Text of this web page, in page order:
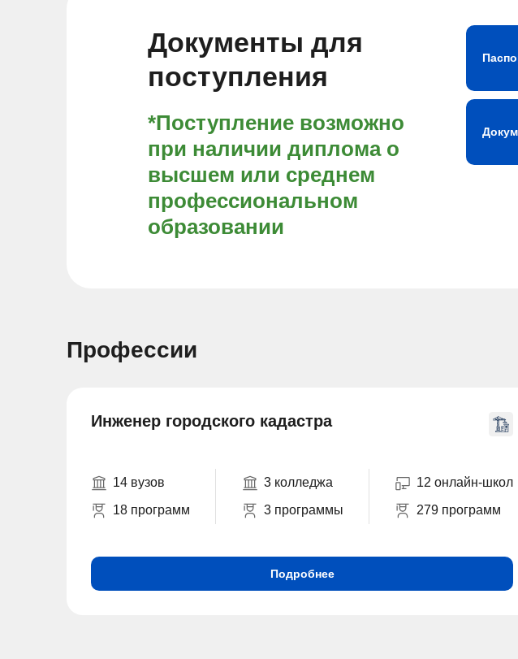
Документы для
поступления
*Поступление возможно
при наличии диплома о
высшем или среднем
профессиональном
образовании
Профессии
Инженер городского кадастра
14 вузов
18 программ
3 колледжа
3 программы
12 онлайн-школ
279 программ
Подробнее